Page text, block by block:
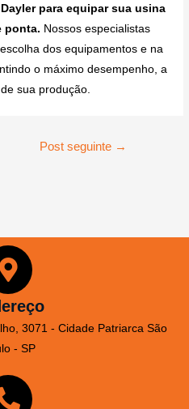
para equipar sua usina
ponta. Nossos especialistas
dos equipamentos e na
o máximo desempenho, a
sua produção.
Post seguinte →
3071 - Cidade Patriarca São
- SP